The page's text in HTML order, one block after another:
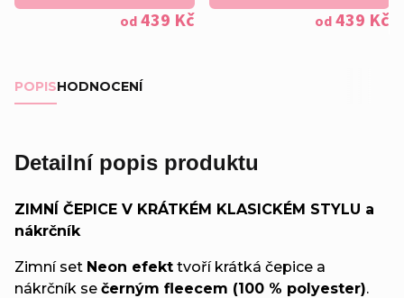
od439 Kč od439 Kč
POPISHODNOCENÍ
Detailní popis produktu
ZIMNÍ ČEPICE V KRÁTKÉM KLASICKÉM STYLU a
nákrčník
Zimní set Neon efekt tvoří krátká čepice a
nákrčník se černým fleecem (100 % polyester).